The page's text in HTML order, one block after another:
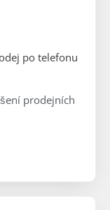
po telefonu
prodejních